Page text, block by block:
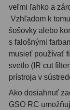
Astro príslušenstvo
Redukcia 1,25"
Okulárové
Hľadáčiky25
Binohlavy3
veľmi ľahko a
Vzhľadom k
šošovky alebo
s falošnými
musieť používať
svetlo (IR cut
prístroja v
Ako dosiahnuť
GSO RC